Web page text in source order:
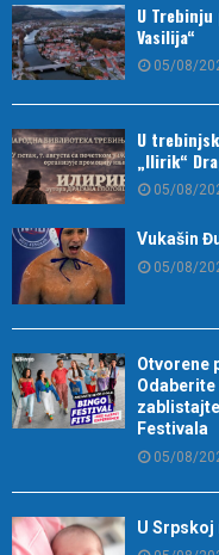
U
Vasilija“
05/08/
U
„Ilirik“
05/08/
Vukašin
05/08/
Otvorene
Festivala
05/08/
U Srpskoj